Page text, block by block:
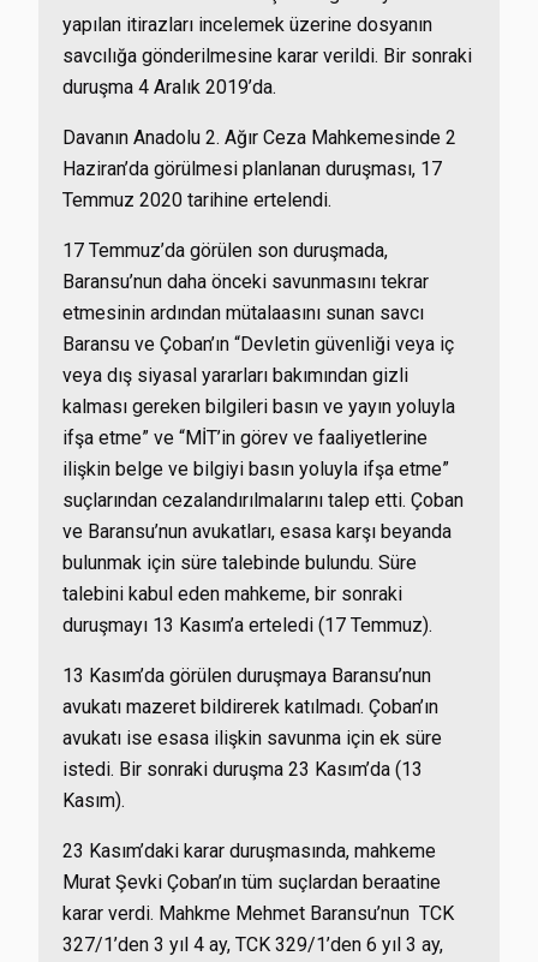
yapılan itirazları incelemek üzerine dosyanın
savcılığa gönderilmesine karar verildi. Bir sonraki
duruşma 4 Aralık 2019’da.
Davanın Anadolu 2. Ağır Ceza Mahkemesinde 2
Haziran’da görülmesi planlanan duruşması, 17
Temmuz 2020 tarihine ertelendi.
17 Temmuz’da görülen son duruşmada,
Baransu’nun daha önceki savunmasını tekrar
etmesinin ardından mütalaasını sunan savcı
Baransu ve Çoban’ın “Devletin güvenliği veya iç
veya dış siyasal yararları bakımından gizli
kalması gereken bilgileri basın ve yayın yoluyla
ifşa etme” ve “MİT’in görev ve faaliyetlerine
ilişkin belge ve bilgiyi basın yoluyla ifşa etme”
suçlarından cezalandırılmalarını talep etti. Çoban
ve Baransu’nun avukatları, esasa karşı beyanda
bulunmak için süre talebinde bulundu. Süre
talebini kabul eden mahkeme, bir sonraki
duruşmayı 13 Kasım’a erteledi (17 Temmuz).
13 Kasım’da görülen duruşmaya Baransu’nun
avukatı mazeret bildirerek katılmadı. Çoban’ın
avukatı ise esasa ilişkin savunma için ek süre
istedi. Bir sonraki duruşma 23 Kasım’da (13
Kasım).
23 Kasım’daki karar duruşmasında, mahkeme
Murat Şevki Çoban’ın tüm suçlardan beraatine
karar verdi. Mahkme Mehmet Baransu’nun TCK
327/1’den 3 yıl 4 ay, TCK 329/1’den 6 yıl 3 ay,